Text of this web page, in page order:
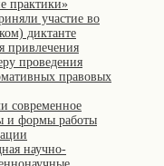
практики»
участие во
диктанте
привлечения
проведения
правовых
современное
и формы работы
научно-